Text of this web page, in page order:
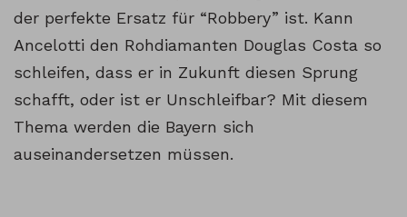
der perfekte Ersatz für “Robbery” ist. Kann
Ancelotti den Rohdiamanten Douglas Costa so
schleifen, dass er in Zukunft diesen Sprung
schafft, oder ist er Unschleifbar? Mit diesem
Thema werden die Bayern sich
auseinandersetzen müssen.